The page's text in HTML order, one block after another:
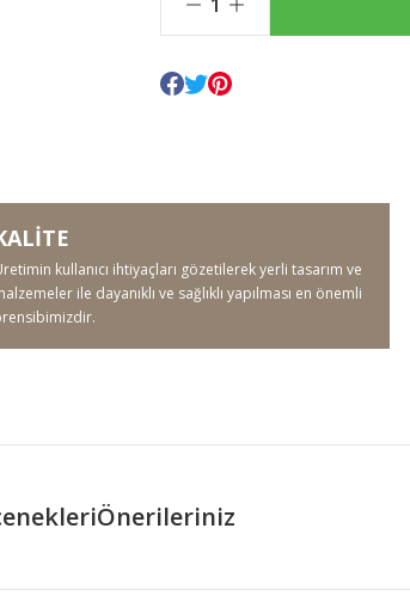
kullanıcı ihtiyaçları gözetilerek yerli tasarım ve
ile dayanıklı ve sağlıklı yapılması en önemli
Önerileriniz